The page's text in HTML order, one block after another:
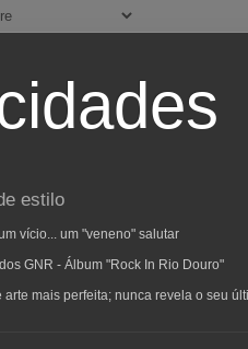
estilo
vício... um "veneno" salutar
GNR - Álbum "Rock In Rio Douro"
arte mais perfeita; nunca revela o seu